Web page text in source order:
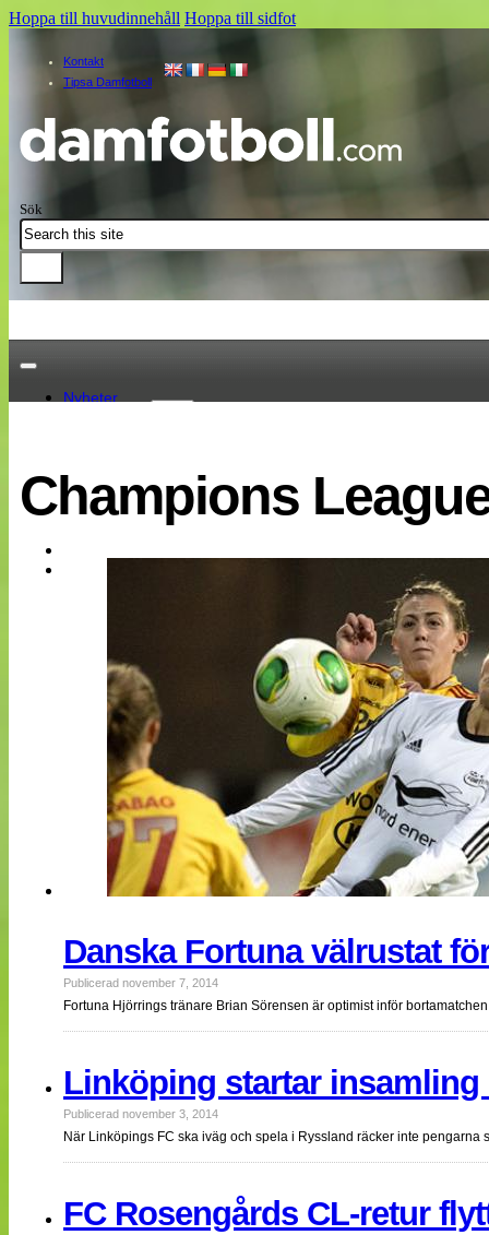
Hoppa till huvudinnehåll Hoppa till sidfot
Kontakt
Tipsa Damfotboll
Sök
Nyheter
EM 2013
Internationellt
Arkiv
Medlemsbilder
Till klubbkassan
NÄTverket
Split vision
Om oss
Annonsera
Statistik
Tipsa Damfotboll
Kontakt
Champions
Danska Fortuna välrustat
Publicerad november 7, 2014
Fortuna Hjörrings tränare Brian Sörensen är optimist inför
Linköping startar
Publicerad november 3, 2014
När Linköpings FC ska iväg och spela i Ryssland räcker inte
FC Rosengårds CL-retur